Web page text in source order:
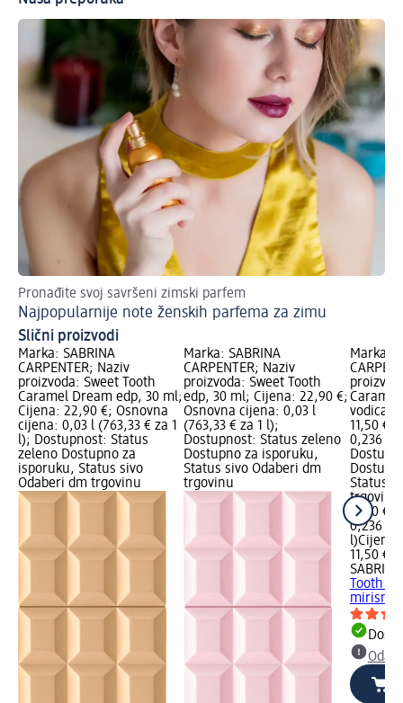
Pronađite svoj savršeni zimski parfem
Najpopularnije note ženskih parfema za zimu
Slični proizvodi
Marka: SABRINA
CARPENTER; Naziv
proizvoda: Sweet Tooth
Caramel Dream edp, 30 ml;
Cijena: 22,90 €; Osnovna
cijena: 0,03 l (763,33 € za 1
l); Dostupnost: Status
zeleno Dostupno za
isporuku, Status sivo
Odaberi dm trgovinu
Marka: SABRINA
CARPENTER; Naziv
proizvoda: Sweet Tooth
edp, 30 ml; Cijena: 22,90 €;
Osnovna cijena: 0,03 l
(763,33 € za 1 l);
Dostupnost: Status zeleno
Dostupno za isporuku,
Status sivo Odaberi dm
trgovinu
Marka:
vodica,
11,50 €;
0,236 l
Status
trgovinu
11,50 €
0,236 l
l)Cijena
11,50 €
Tooth
mirisna